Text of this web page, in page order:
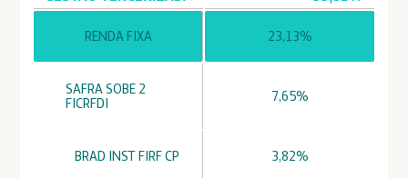
RENDA FIXA 23,13%
SAFRA SOBE 2
FICRFDI
7,65%
BRAD INST FIRF CP 3,82%